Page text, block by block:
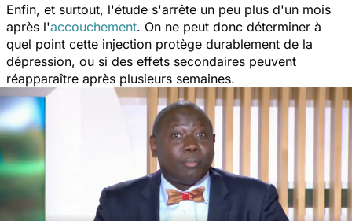
Enfin, et surtout, l'étude s'arrête un peu plus d'un mois
après l'accouchement. On ne peut donc déterminer à
quel point cette injection protège durablement de la
dépression, ou si des effets secondaires peuvent
réapparaître après plusieurs semaines.